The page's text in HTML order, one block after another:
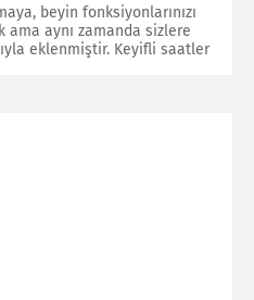
beyin fonksiyonlarınızı
ama aynı zamanda sizlere
eklenmiştir. Keyifli saatler